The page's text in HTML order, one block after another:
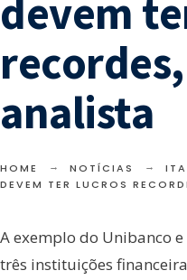
devem
analista
HOME NOTÍCIAS
DEVEM TER LUCROS
A exemplo do Unibanco
três instituições